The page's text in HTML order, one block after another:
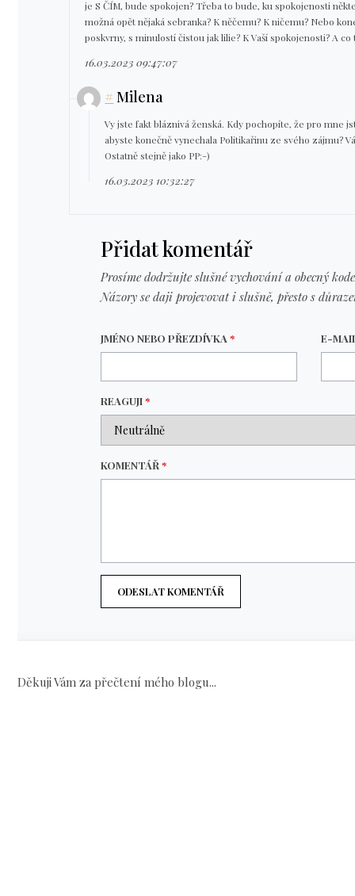
je S ČÍM, bude spokojen? Třeba to bude, ku spokojenosti
možná opět nějaká sebranka? K něčemu? K ničemu? Nebo
poskvrny, s minulostí čistou jak lilie? K Vaší spokojenosti? A
16.03.2023 09:47:07
#Milena
Vy jste fakt bláznivá ženská. Kdy pochopíte, že pro mne
abyste konečně vynechala Politikařinu ze svého zájmu?
Ostatně stejně jako PP:-)
16.03.2023 10:32:27
Přidat komentář
Prosíme dodržujte slušné vychování a obecný
Názory se daji projevovat i slušně, přesto s
JMÉNO NEBO PŘEZDÍVKA* E-
REAGUJI*
KOMENTÁŘ*
ODESLAT KOMENTÁŘ
Děkuji Vám za přečtení mého blogu...